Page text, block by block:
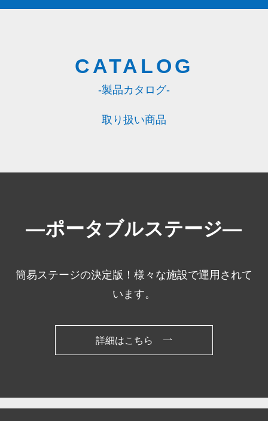
CATALOG
-製品カタログ-
取り扱い商品
―ポータブルステージ―
簡易ステージの決定版！様々な施設で運用されて
います。
詳細はこちら